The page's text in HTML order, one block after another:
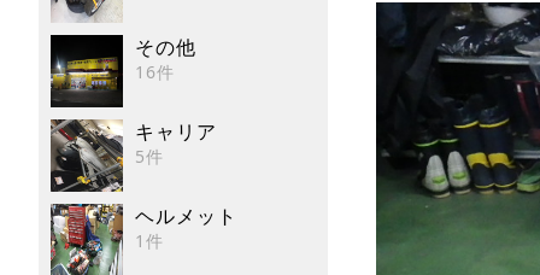
その他
16件
キャリア
5件
ヘルメット
1件